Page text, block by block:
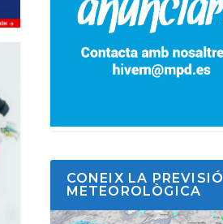
CONEIX LA PREVISIÓ
METEOROLÒGICA